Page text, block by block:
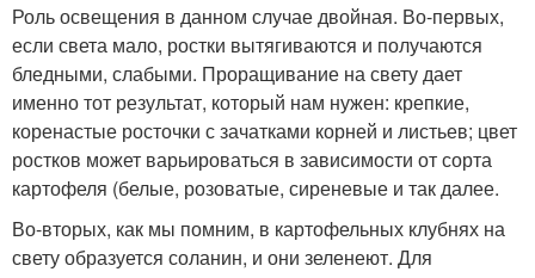
Роль освещения в данном случае двойная. Во-первых,
если света мало, ростки вытягиваются и получаются
бледными, слабыми. Проращивание на свету дает
именно тот результат, который нам нужен: крепкие,
коренастые росточки с зачатками корней и листьев; цвет
ростков может варьироваться в зависимости от сорта
картофеля (белые, розоватые, сиреневые и так далее.
Во-вторых, как мы помним, в картофельных клубнях на
свету образуется соланин, и они зеленеют. Для